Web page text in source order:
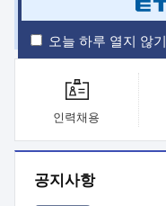
오늘 하루 열지 않기
ETRI 간행물
인력채용
공지사항